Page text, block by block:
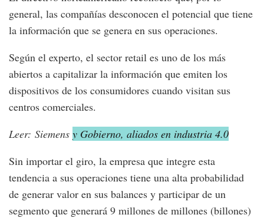
general, las compañías desconocen el potencial que tiene
la información que se genera en sus operaciones.
Según el experto, el sector retail es uno de los más
abiertos a capitalizar la información que emiten los
dispositivos de los consumidores cuando visitan sus
centros comerciales.
Leer: Siemens y Gobierno, aliados en industria 4.0
Sin importar el giro, la empresa que integre esta
tendencia a sus operaciones tiene una alta probabilidad
de generar valor en sus balances y participar de un
segmento que generará 9 millones de millones (billones)